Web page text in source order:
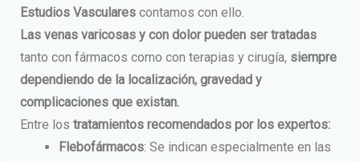
Estudios Vascularescontamos con ello.
Las venas varicosas y con dolor pueden ser tratadas
tanto con fármacos como con terapias y cirugía, siempre
dependiendo de la localización, gravedad y
complicaciones que existan.
Entre los tratamientos recomendados por los expertos:
Flebofármacos: Se indican especialmente en las